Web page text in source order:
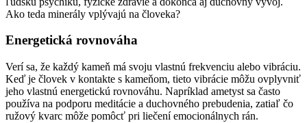
Ako teda minerály vplývajú na človeka?
Energetická rovnováha
Verí sa, že každý kameň má svoju vlastnú frekvenciu alebo vibráciu.
Keď je človek v kontakte s kameňom, tieto vibrácie môžu ovplyvniť
jeho vlastnú energetickú rovnováhu. Napríklad ametyst sa často
používa na podporu meditácie a duchovného prebudenia, zatiaľ čo
ružový kvarc môže pomôcť pri liečení emocionálnych rán.